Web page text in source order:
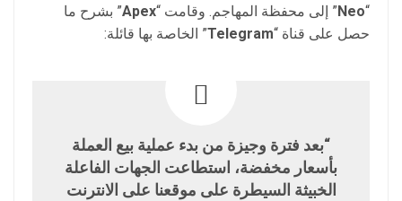
“
Neo ” إلى محفظة المهاجم. وقامت “Apex” بشرح ما
حصل على قناة “Telegram” الخاصة بها قائلة:
“بعد فترة وجيزة من بدء عملية بيع العملة
بأسعار مخفضة، استطاعت الجهات الفاعلة
الخبيثة السيطرة على موقعنا على الانترنت